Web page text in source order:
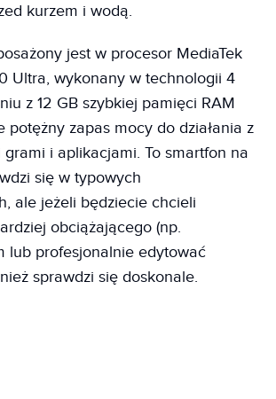
kurzem i wodą.
jest w procesor MediaTek
Ultra, wykonany w technologii 4
z 12 GB szybkiej pamięci RAM
potężny zapas mocy do działania z
i aplikacjami. To smartfon na
się w typowych
ale jeżeli będziecie chcieli
obciążającego (np.
lub profesjonalnie edytować
sprawdzi się doskonale.